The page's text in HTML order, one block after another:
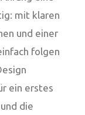
mit klaren
und einer
folgen
ein erstes
die